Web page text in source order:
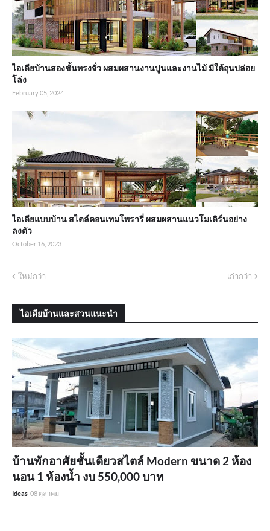
ไอเดียบ้านสองชั้นทรงจั่ว ผสมผสานงานปูนและงานไม้ มีใต้ถุนปล่อย
โล่ง
February 05, 2024
ไอเดียแบบบ้าน สไตล์คอนเทมโพรารี่ ผสมผสานแนวโมเดิร์นอย่าง
ลงตัว
October 16, 2023
ใหม่กว่า เก่ากว่า
ไอเดียบ้านและสวนแนะนำ
บ้านพักอาศัยชั้นเดียวสไตล์ Modern ขนาด 2 ห้อง
นอน 1 ห้องน้ำ งบ 550,000 บาท
Ideas 08 ตุลาคม